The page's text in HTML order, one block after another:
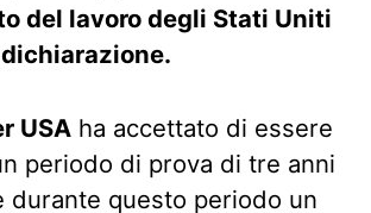
del lavoro degli Stati Uniti
USA ha accettato di essere
periodo di prova di tre anni
durante questo periodo un